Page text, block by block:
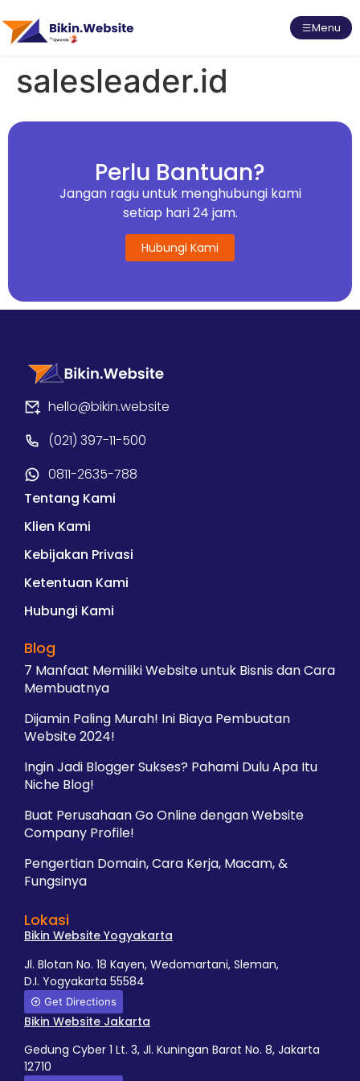
Menu
salesleader.id
Perlu Bantuan?
Jangan ragu untuk menghubungi kami
setiap hari 24 jam.
Hubungi Kami
hello@bikin.website
(021) 397-11-500
0811-2635-788
Tentang Kami
Klien Kami
Kebijakan Privasi
Ketentuan Kami
Hubungi Kami
Blog
7 Manfaat Memiliki Website untuk Bisnis dan Cara
Membuatnya
Dijamin Paling Murah! Ini Biaya Pembuatan
Website 2024!
Ingin Jadi Blogger Sukses? Pahami Dulu Apa Itu
Niche Blog!
Buat Perusahaan Go Online dengan Website
Company Profile!
Pengertian Domain, Cara Kerja, Macam, &
Fungsinya
Lokasi
Bikin Website Yogyakarta
Jl. Blotan No. 18 Kayen, Wedomartani, Sleman,
D.I. Yogyakarta 55584
Get Directions
Bikin Website Jakarta
Gedung Cyber 1 Lt. 3, Jl. Kuningan Barat No. 8, Jakarta
12710